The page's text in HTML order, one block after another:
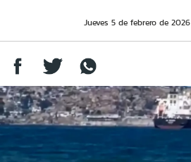
Jueves 5 de febrero de 2026